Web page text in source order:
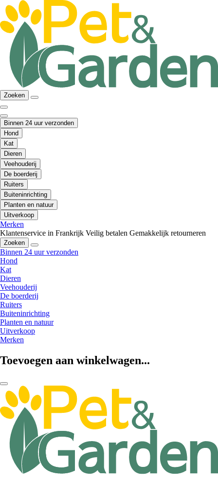
Zoeken
Binnen 24 uur verzonden
Hond
Kat
Dieren
Veehouderij
De boerderij
Ruiters
Buiteninrichting
Planten en natuur
Uitverkoop
Merken
Klantenservice in Frankrijk Veilig betalen Gemakkelijk retourneren
Zoeken
Binnen 24 uur verzonden
Hond
Kat
Dieren
Veehouderij
De boerderij
Ruiters
Buiteninrichting
Planten en natuur
Uitverkoop
Merken
Toevoegen aan winkelwagen...